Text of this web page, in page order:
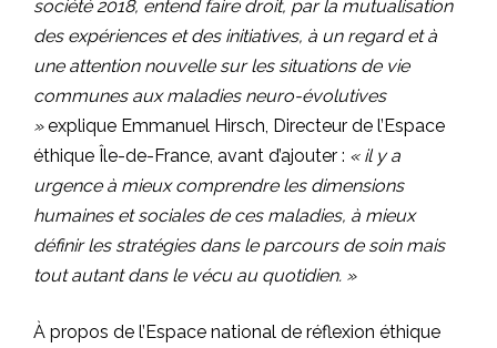
société 2018, entend faire droit, par la mutualisation
des expériences et des initiatives, à un regard et à
une attention nouvelle sur les situations de vie
communes aux maladies neuro-évolutives
»explique Emmanuel Hirsch, Directeur de l’Espace
éthique Île-de-France, avant d’ajouter : « il y a
urgence à mieux comprendre les dimensions
humaines et sociales de ces maladies, à mieux
définir les stratégies dans le parcours de soin mais
tout autant dans le vécu au quotidien. »
À propos de l’Espace national de réflexion éthique